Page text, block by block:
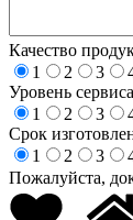
Качество
1
2 3
Уровень сервиса
1
2 3
Срок
1
2 3
Пожалуйста,